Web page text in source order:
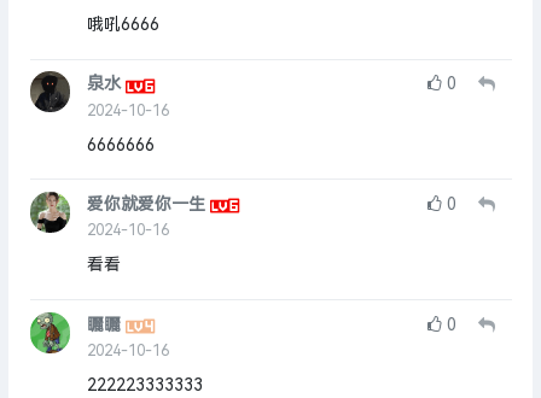
哦吼6666
泉水
2024-10-16
0
6666666
爱你就爱你一生
2024-10-16
0
看看
矖矖
2024-10-16
0
222223333333